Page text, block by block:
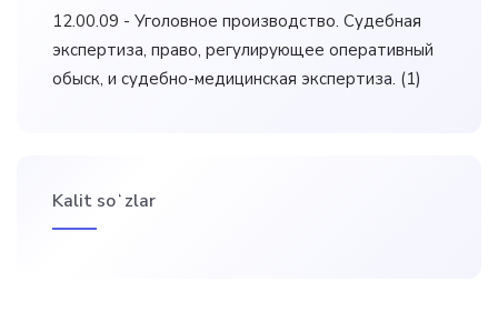
12.00.09 - Уголовное производство. Судебная
экспертиза, право, регулирующее оперативный
обыск, и судебно-медицинская экспертиза. (1)
Kalit soʻzlar